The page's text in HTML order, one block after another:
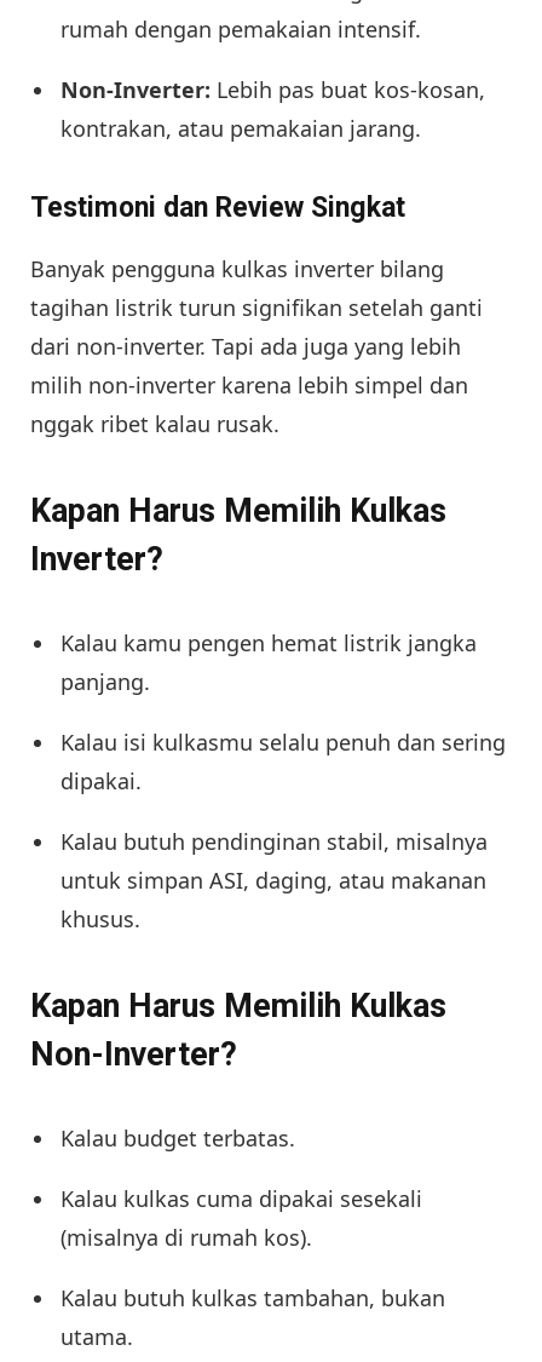
rumah dengan pemakaian intensif.
Non-Inverter: Lebih pas buat kos-kosan,
kontrakan, atau pemakaian jarang.
Testimoni dan Review Singkat
Banyak pengguna kulkas inverter bilang
tagihan listrik turun signifikan setelah ganti
dari non-inverter. Tapi ada juga yang lebih
milih non-inverter karena lebih simpel dan
nggak ribet kalau rusak.
Kapan Harus Memilih Kulkas
Inverter?
Kalau kamu pengen hemat listrik jangka
panjang.
Kalau isi kulkasmu selalu penuh dan sering
dipakai.
Kalau butuh pendinginan stabil, misalnya
untuk simpan ASI, daging, atau makanan
khusus.
Kapan Harus Memilih Kulkas
Non-Inverter?
Kalau budget terbatas.
Kalau kulkas cuma dipakai sesekali
(misalnya di rumah kos).
Kalau butuh kulkas tambahan, bukan
utama.